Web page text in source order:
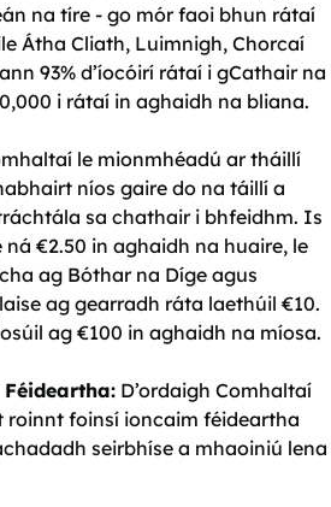
na tíre - go mór faoi bhun rátaí
Átha Cliath, Luimnigh, Chorcaí
93% d’íocóirí rátaí i gCathair na
i rátaí in aghaidh na bliana.
le mionmhéadú ar tháillí
níos gaire do na táillí a
sa chathair i bhfeidhm. Is
€2.50 in aghaidh na huaire, le
ag Bóthar na Díge agus
ag gearradh ráta laethúil €10.
ag €100 in aghaidh na míosa.
D’ordaigh Comhaltaí
roinnt foinsí ioncaim féideartha
seirbhíse a mhaoiniú lena